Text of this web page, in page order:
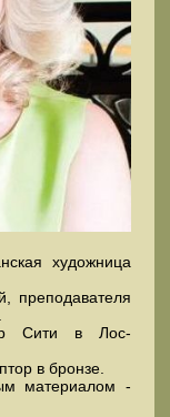
художница
преподавателя
Сити в Лос-
в бронзе.
материалом -